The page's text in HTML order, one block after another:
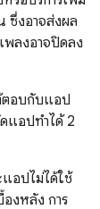
ซึ่งอาจส่งผล
พลงอาจปิดลง
ตอบกับแอป
แอปทำได้ 2
อปไม่ได้ใช้
องหลัง การ